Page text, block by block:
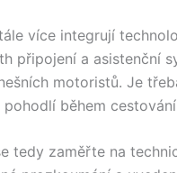
více integrují
připojení a asistenční
motoristů. Je
během
tedy zaměřte na